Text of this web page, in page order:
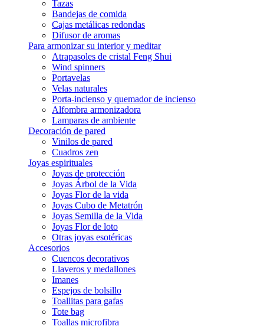
Tazas
Bandejas de comida
Cajas metálicas redondas
Difusor de aromas
Para armonizar su interior y meditar
Atrapasoles de cristal Feng Shui
Wind spinners
Portavelas
Velas naturales
Porta-incienso y quemador de incienso
Alfombra armonizadora
Lamparas de ambiente
Decoración de pared
Vinilos de pared
Cuadros zen
Joyas espirituales
Joyas de protección
Joyas Árbol de la Vida
Joyas Flor de la vida
Joyas Cubo de Metatrón
Joyas Semilla de la Vida
Joyas Flor de loto
Otras joyas esotéricas
Accesorios
Cuencos decorativos
Llaveros y medallones
Imanes
Espejos de bolsillo
Toallitas para gafas
Tote bag
Toallas microfibra